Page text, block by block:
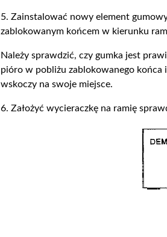
5. Zainstalować nowy element
zablokowanym końcem w kierunku
Należy sprawdzić, czy gumka jest
pióro w pobliżu zablokowanego końca
wskoczy na swoje miejsce.
6. Założyć wycieraczkę na ramię